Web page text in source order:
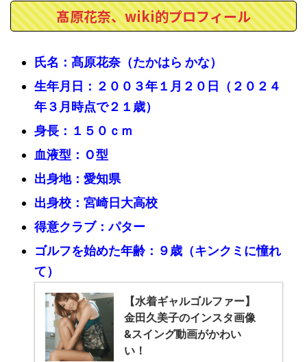
髙原花奈、wiki的プロフィール
氏名：髙原花奈（たかはら かな）
生年月日：２００３年１月２０日（２０２４
年３月時点で２１歳）
身長：１５０ｃｍ
血液型：Ｏ型
出身地：愛知県
出身校：宮崎日大高校
得意クラブ：パター
ゴルフを始めた年齢：９歳（キンクミに憧れ
て）
【水着ギャルゴルファー】
金田久美子のインスタ画像
&スイング動画がかわい
い！